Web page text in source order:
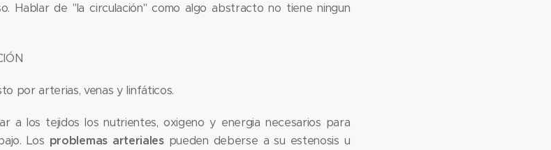
Hablar de "la circulación" como algo abstracto no tiene ningun
por arterias, venas y linfáticos.
a los tejidos los nutrientes, oxigeno y energia necesarios para
Los problemas arterialespueden deberse a su estenosis u